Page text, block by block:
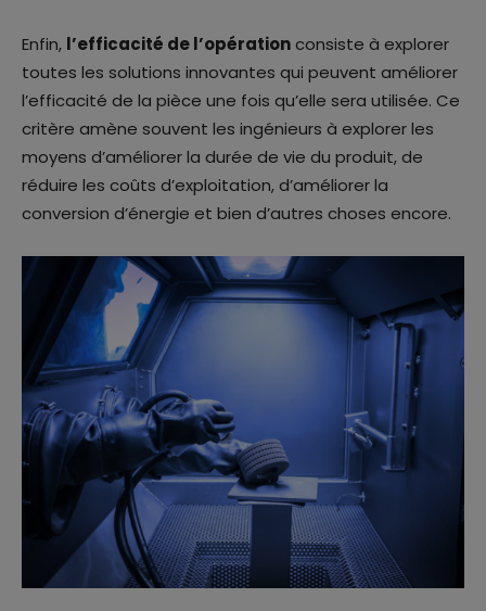
Enfin, l’efficacité de l’opérationconsiste à explorer
toutes les solutions innovantes qui peuvent améliorer
l’efficacité de la pièce une fois qu’elle sera utilisée. Ce
critère amène souvent les ingénieurs à explorer les
moyens d’améliorer la durée de vie du produit, de
réduire les coûts d’exploitation, d’améliorer la
conversion d’énergie et bien d’autres choses encore.